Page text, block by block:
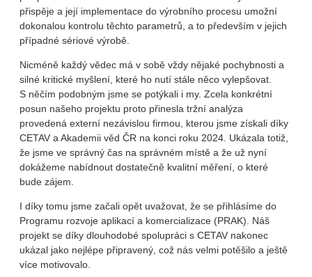
přispěje a její implementace do výrobního procesu umožní
dokonalou kontrolu těchto parametrů, a to především v jejich
případné sériové výrobě.
Nicméně každý vědec má v sobě vždy nějaké pochybnosti a
silné kritické myšlení, které ho nutí stále něco vylepšovat.
S něčím podobným jsme se potýkali i my. Zcela konkrétní
posun našeho projektu proto přinesla tržní analýza
provedená externí nezávislou firmou, kterou jsme získali díky
CETAV a Akademii věd ČR na konci roku 2024. Ukázala totiž,
že jsme ve správný čas na správném místě a že už nyní
dokážeme nabídnout dostatečně kvalitní měření, o které
bude zájem.
I díky tomu jsme začali opět uvažovat, že se přihlásíme do
Programu rozvoje aplikací a komercializace (PRAK). Náš
projekt se díky dlouhodobé spolupráci s CETAV nakonec
ukázal jako nejlépe připravený, což nás velmi potěšilo a ještě
více motivovalo.